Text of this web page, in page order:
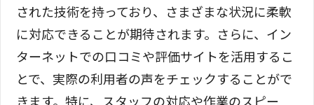
された技術を持っており、さまざまな状況に柔軟
に対応できることが期待されます。さらに、イン
ターネットでの口コミや評価サイトを活用するこ
とで、実際の利用者の声をチェックすることがで
きます。特に、スタッフの対応や作業のスピー